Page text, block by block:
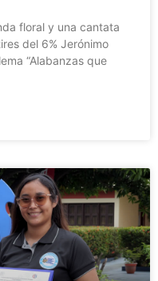
floral y una cantata
del 6% Jerónimo
“Alabanzas que